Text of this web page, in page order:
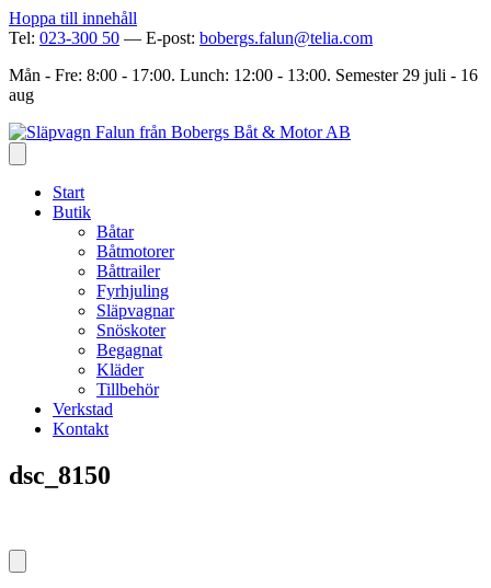
Hoppa till innehåll
Tel: 023-300 50 — E-post: bobergs.falun@telia.com
Mån - Fre: 8:00 - 17:00. Lunch: 12:00 - 13:00. Semester 29 juli - 16
aug
Start
Butik
Båtar
Båtmotorer
Båttrailer
Fyrhjuling
Släpvagnar
Snöskoter
Begagnat
Kläder
Tillbehör
Verkstad
Kontakt
dsc_8150